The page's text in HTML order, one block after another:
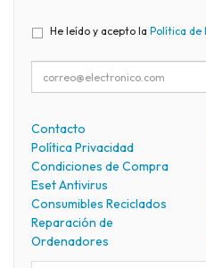
He leído y acepto la Política de
Contacto
Política Privacidad
Condiciones de Compra
Eset Antivirus
Consumibles Reciclados
Reparación de
Ordenadores